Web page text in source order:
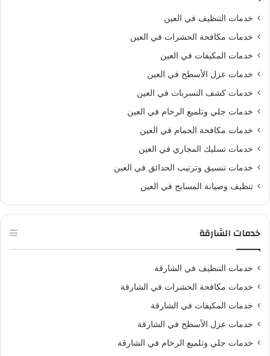
خدمات التنظيف في العين
خدمات مكافحة الحشرات في العين
خدمات المكيفات في العين
خدمات عزل الأسطح في العين
خدمات كشف التسربات في العين
خدمات جلي وتلميع الرخام في العين
خدمات مكافحة الحمام في العين
خدمات تسليك المجاري في العين
خدمات تنسيق وترتيب الحدائق في العين
تنظيف وصيانة المسابح في العين
خدمات الشارقة
خدمات التنظيف في الشارقة
خدمات مكافحة الحشرات في الشارقة
خدمات المكيفات في الشارقة
خدمات عزل الأسطح في الشارقة
خدمات جلي وتلميع الرخام في الشارقة